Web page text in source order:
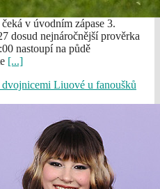
v úvodním zápase 3.
dosud nejnáročnější prověrka
nastoupí na půdě
[...]
Liuové u fanoušků